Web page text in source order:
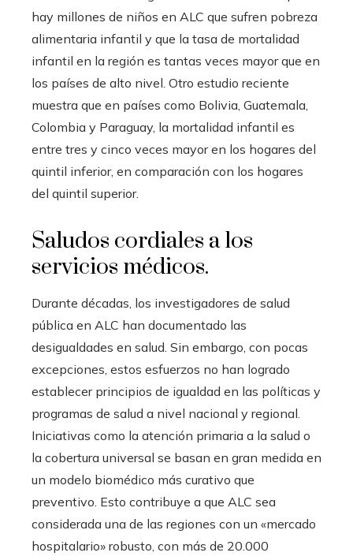
hay millones de niños en ALC que sufren pobreza
alimentaria infantil y que la tasa de mortalidad
infantil en la región es tantas veces mayor que en
los países de alto nivel. Otro estudio reciente
muestra que en países como Bolivia, Guatemala,
Colombia y Paraguay, la mortalidad infantil es
entre tres y cinco veces mayor en los hogares del
quintil inferior, en comparación con los hogares
del quintil superior.
Saludos cordiales a los
servicios médicos.
Durante décadas, los investigadores de salud
pública en ALC han documentado las
desigualdades en salud. Sin embargo, con pocas
excepciones, estos esfuerzos no han logrado
establecer principios de igualdad en las políticas y
programas de salud a nivel nacional y regional.
Iniciativas como la atención primaria a la salud o
la cobertura universal se basan en gran medida en
un modelo biomédico más curativo que
preventivo. Esto contribuye a que ALC sea
considerada una de las regiones con un «mercado
hospitalario» robusto, con más de 20.000